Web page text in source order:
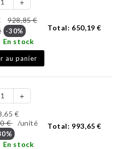
928,85 €
-30%
En stock
au panier
Total: 650,19 €
€
€ /unité
En stock
Total: 993,65 €